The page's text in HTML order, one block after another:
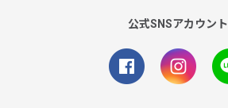
公式SNSアカウント